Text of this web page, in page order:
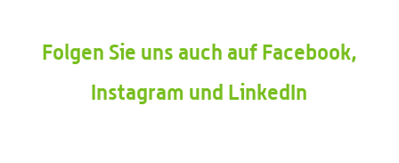
Folgen Sie uns auch auf Facebook,
Instagram und LinkedIn